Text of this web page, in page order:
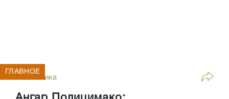
Экономика
ГЛАВНОЕ